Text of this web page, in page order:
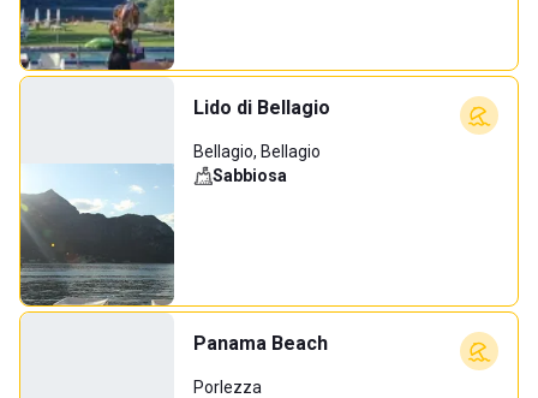
Lido di Bellagio
Bellagio, Bellagio
Sabbiosa
Panama Beach
Porlezza